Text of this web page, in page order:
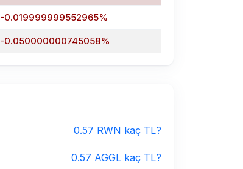
-0.019999999552965%
-0.050000000745058%
0.57 RWN kaç TL?
0.57 AGGL kaç TL?